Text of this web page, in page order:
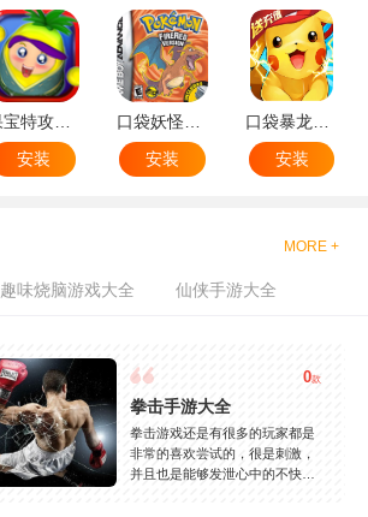
安装
安装
安装
MORE +
趣味烧脑游戏大全 仙侠手游大全
0款
拳击手游大全
拳击游戏还是有很多的玩家都是
非常的喜欢尝试的，很是刺激，
并且也是能够发泄心中的不快